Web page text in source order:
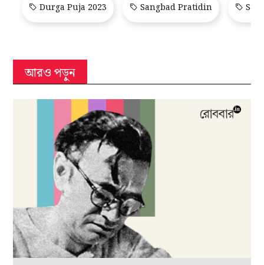
Durga Puja 2023 Sangbad Pratidin
আরও পড়ুন